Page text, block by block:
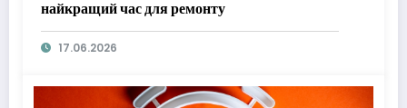
найкращий час для ремонту
17.06.2026